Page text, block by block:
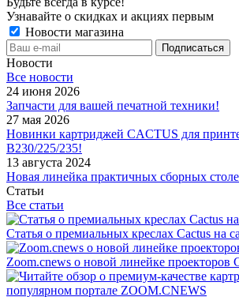
Узнавайте о скидках и акциях первым
Новости магазина
Новости
Все новости
24 июня 2026
Запчасти для вашей печатной техники!
27 мая 2026
Новинки картриджей CACTUS для
B230/225/235!
13 августа 2024
Новая линейка практичных сборных
Статьи
Все статьи
Статья о премиальных креслах Cactus на
Zoom.cnews о новой линейке проекторов